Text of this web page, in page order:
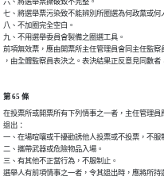
六、將選舉票撕破致不完整。
七、將選舉票污染致不能辨別所圈選為何政黨或何
八、不加圈完全空白。
九、不用選舉委員會製備之圈選工具。
前項無效票，應由開票所主任管理員會同主任監察
，由全體監察員表決之。表決結果正反意見同數者
第 65 條
在投票所或開票所有下列情事之一者，主任管理員
退出：
一、在場喧嚷或干擾勸誘他人投票或不投票，不服
二、攜帶武器或危險物品入場。
三、有其他不正當行為，不服制止。
選舉人有前項情事之一者，令其退出時，應將所持